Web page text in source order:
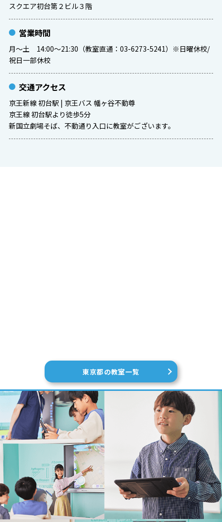
スクエア初台第２ビル３階
営業時間
月〜土 14:00〜21:30（教室直通：03-6273-5241）※日曜休校/
祝日一部休校
交通アクセス
京王新線 初台駅 | 京王バス 幡ヶ谷不動尊
京王線 初台駅より徒歩5分
新国立劇場そば、不動通り入口に教室がございます。
東京都の教室一覧